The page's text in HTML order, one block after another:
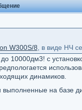
W300S/8 , в виде НЧ
10000дм3! с
динамиков.
выполненные на базе